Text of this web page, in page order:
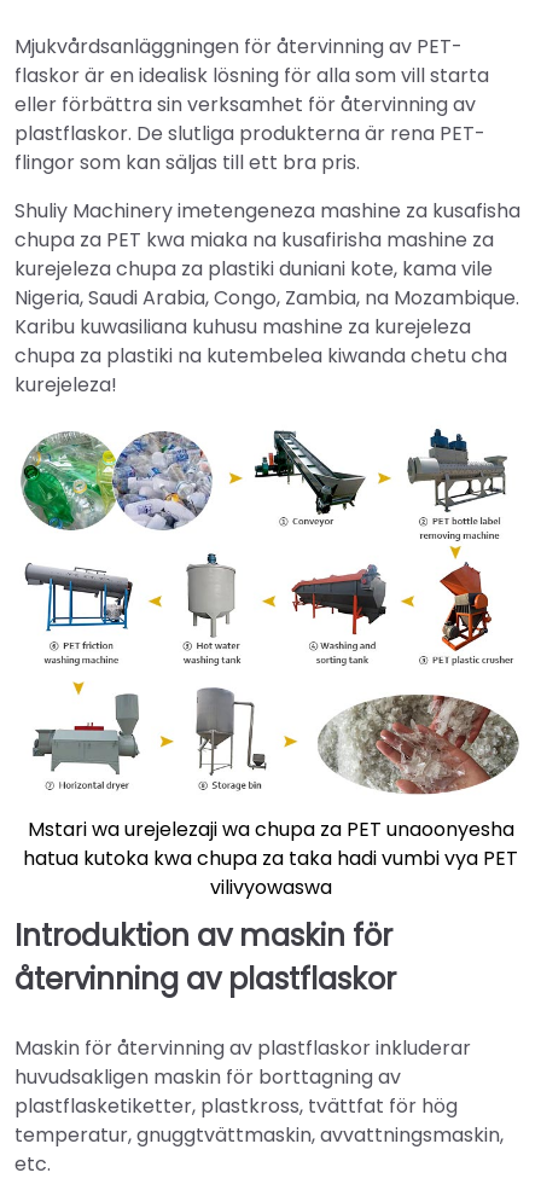
Mjukvårdsanläggningen för återvinning av PET-
flaskor är en idealisk lösning för alla som vill starta
eller förbättra sin verksamhet för återvinning av
plastflaskor. De slutliga produkterna är rena PET-
flingor som kan säljas till ett bra pris.
Shuliy Machinery imetengeneza mashine za kusafisha
chupa za PET kwa miaka na kusafirisha mashine za
kurejeleza chupa za plastiki duniani kote, kama vile
Nigeria, Saudi Arabia, Congo, Zambia, na Mozambique.
Karibu kuwasiliana kuhusu mashine za kurejeleza
chupa za plastiki na kutembelea kiwanda chetu cha
kurejeleza!
Mstari wa urejelezaji wa chupa za PET unaoonyesha
hatua kutoka kwa chupa za taka hadi vumbi vya PET
vilivyowaswa
Introduktion av maskin för
återvinning av plastflaskor
Maskin för återvinning av plastflaskor inkluderar
huvudsakligen maskin för borttagning av
plastflasketiketter, plastkross, tvättfat för hög
temperatur, gnuggtvättmaskin, avvattningsmaskin,
etc.